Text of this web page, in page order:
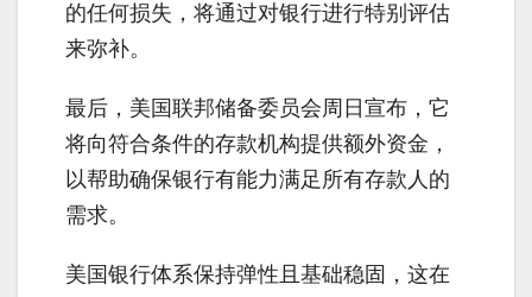
的任何损失，将通过对银行进行特别评估
来弥补。
最后，美国联邦储备委员会周日宣布，它
将向符合条件的存款机构提供额外资金，
以帮助确保银行有能力满足所有存款人的
需求。
美国银行体系保持弹性且基础稳固，这在